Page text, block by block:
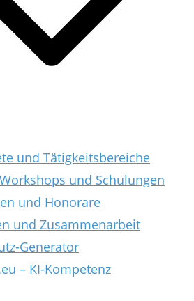
und Tätigkeitsbereiche
und Schulungen
und Honorare
und Zusammenarbeit
Generator
– KI-Kompetenz